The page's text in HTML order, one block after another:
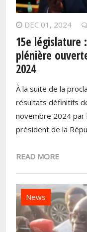
DEC 01, 2024
15e législature
plénière
2024
À la suite de la
résultats définitifs
novembre 2024 par
président de la
READ MORE
News